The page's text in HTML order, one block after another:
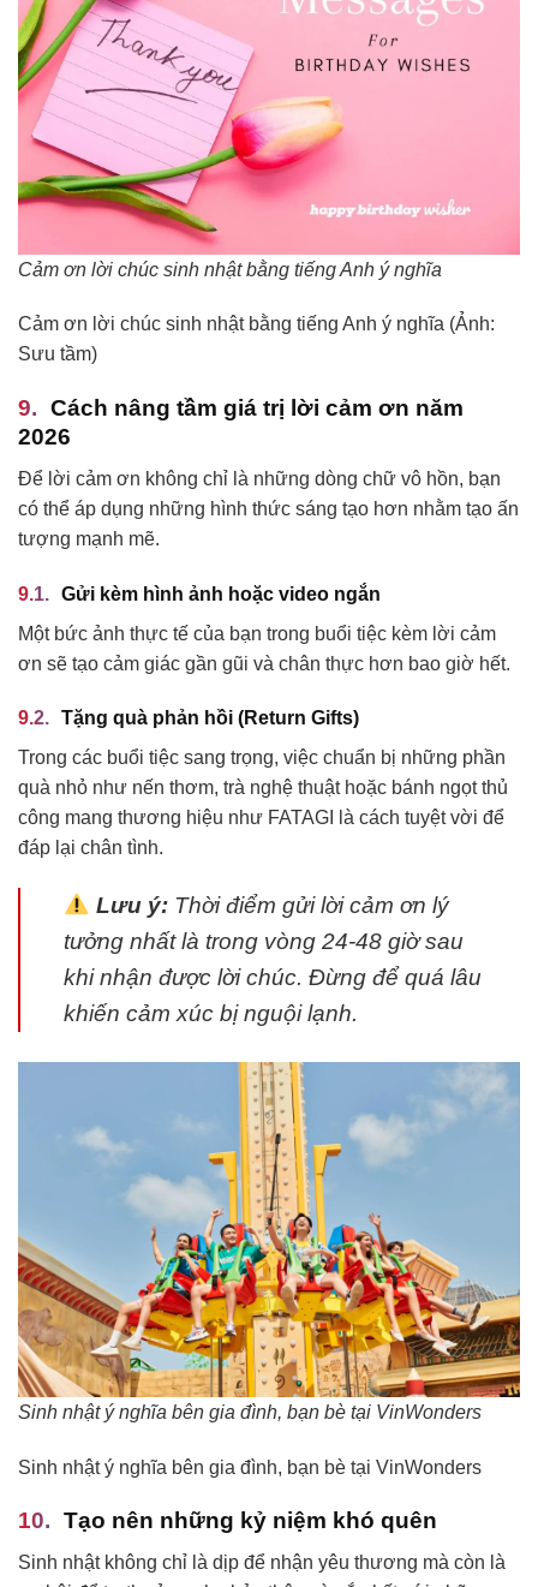
Cảm ơn lời chúc sinh nhật bằng tiếng Anh ý nghĩa
Cảm ơn lời chúc sinh nhật bằng tiếng Anh ý nghĩa (Ảnh:
Sưu tầm)
Cách nâng tầm giá trị lời cảm ơn năm
2026
Để lời cảm ơn không chỉ là những dòng chữ vô hồn, bạn
có thể áp dụng những hình thức sáng tạo hơn nhằm tạo ấn
tượng mạnh mẽ.
Gửi kèm hình ảnh hoặc video ngắn
Một bức ảnh thực tế của bạn trong buổi tiệc kèm lời cảm
ơn sẽ tạo cảm giác gần gũi và chân thực hơn bao giờ hết.
Tặng quà phản hồi (Return Gifts)
Trong các buổi tiệc sang trọng, việc chuẩn bị những phần
quà nhỏ như nến thơm, trà nghệ thuật hoặc bánh ngọt thủ
công mang thương hiệu như FATAGI là cách tuyệt vời để
đáp lại chân tình.
Lưu ý:Thời điểm gửi lời cảm ơn lý
tưởng nhất là trong vòng 24-48 giờ sau
khi nhận được lời chúc. Đừng để quá lâu
khiến cảm xúc bị nguội lạnh.
Sinh nhật ý nghĩa bên gia đình, bạn bè tại VinWonders
Sinh nhật ý nghĩa bên gia đình, bạn bè tại VinWonders
Tạo nên những kỷ niệm khó quên
Sinh nhật không chỉ là dịp để nhận yêu thương mà còn là